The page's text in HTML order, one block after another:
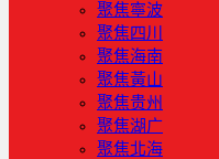
聚焦寧波
聚焦四川
聚焦海南
聚焦黃山
聚焦贵州
聚焦湖广
聚焦北海